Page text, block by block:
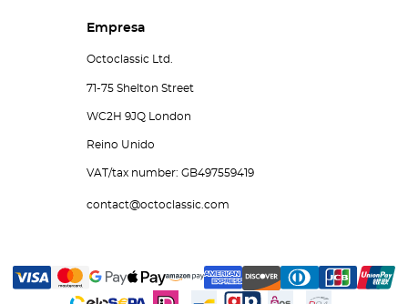
Empresa
Octoclassic Ltd.
71-75 Shelton Street
WC2H 9JQ London
Reino Unido
VAT/tax number: GB497559419
contact@octoclassic.com